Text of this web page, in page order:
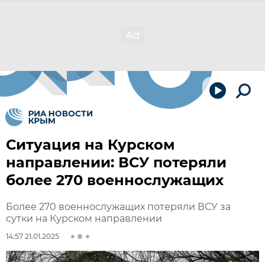
Ситуация на Курском
направлении: ВСУ потеряли
более 270 военнослужащих
Более 270 военнослужащих потеряли ВСУ за
сутки на Курском направлении
14:57 21.01.2025